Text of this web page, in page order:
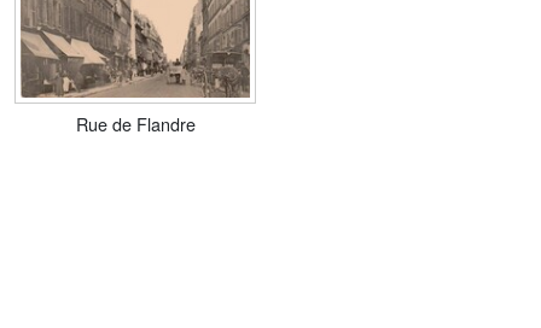
Rue de Flandre